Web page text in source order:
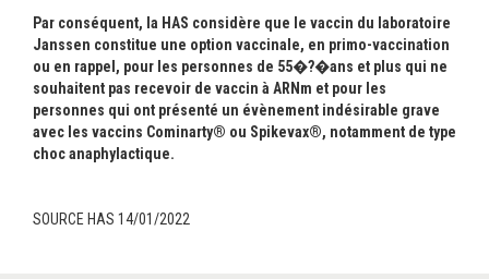
Par conséquent, la HAS considère que le vaccin du laboratoire
Janssen constitue une option vaccinale, en primo-vaccination
ou en rappel, pour les personnes de 55�?�ans et plus qui ne
souhaitent pas recevoir de vaccin à ARNm et pour les
personnes qui ont présenté un évènement indésirable grave
avec les vaccins Cominarty® ou Spikevax®, notamment de type
choc anaphylactique.
SOURCE HAS 14/01/2022